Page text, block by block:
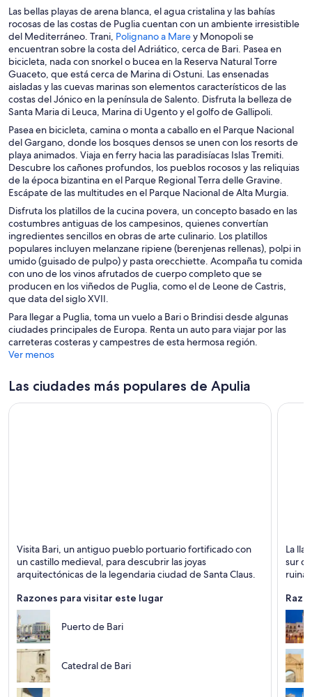
u
n
a
n
u
e
v
a
v
e
n
t
a
n
a
n
u
n
a
n
u
e
v
a
v
e
n
t
a
n
r
á
e
n
u
n
a
n
u
e
v
a
v
e
n
a
n
a
b
r
i
r
á
e
n
u
n
a
n
u
e
v
a
v
e
n
t
a
n
a
b
r
i
r
á
e
n
u
n
a
n
u
e
v
a
e
n
t
a
n
a
Las bellas playas de arena blanca, el agua cristalina y las bahías
rocosas de las costas de Puglia cuentan con un ambiente irresistible
del Mediterráneo. Trani, Polignano a MareS
e
a
b
r
i
r
e
n
u
n
a
n
u
e
v
a
v
e
n
a
n
a
y Monopoli se
encuentran sobre la costa del Adriático, cerca de Bari. Pasea en
bicicleta, nada con snorkel o bucea en la Reserva Natural Torre
Guaceto, que está cerca de Marina di Ostuni. Las ensenadas
aisladas y las cuevas marinas son elementos característicos de las
costas del Jónico en la península de Salento. Disfruta la belleza de
Santa Maria di Leuca, Marina di Ugento y el golfo de Gallipoli.
Pasea en bicicleta, camina o monta a caballo en el Parque Nacional
del Gargano, donde los bosques densos se unen con los resorts de
playa animados. Viaja en ferry hacia las paradisíacas Islas Tremiti.
Descubre los cañones profundos, los pueblos rocosos y las reliquias
de la época bizantina en el Parque Regional Terra delle Gravine.
Escápate de las multitudes en el Parque Nacional de Alta Murgia.
Disfruta los platillos de la cucina povera, un concepto basado en las
costumbres antiguas de los campesinos, quienes convertían
ingredientes sencillos en obras de arte culinario. Los platillos
populares incluyen melanzane ripiene (berenjenas rellenas), polpi in
umido (guisado de pulpo) y pasta orecchiette. Acompaña tu comida
con uno de los vinos afrutados de cuerpo completo que se
producen en los viñedos de Puglia, como el de Leone de Castris,
que data del siglo XVII.
Para llegar a Puglia, toma un vuelo a Bari o Brindisi desde algunas
ciudades principales de Europa. Renta un auto para viajar por las
carreteras costeras y campestres de esta hermosa región.
Ver menos
Las ciudades más populares de Apulia
Histórico, Catedrales y Iglesias
Visita Bari, un antiguo pueblo portuario fortificado con
un castillo medieval, para descubrir las joyas
arquitectónicas de la legendaria ciudad de Santa Claus.
Razones para visitar este lugar
Puerto de Bari
Catedral de Bari
La
sur